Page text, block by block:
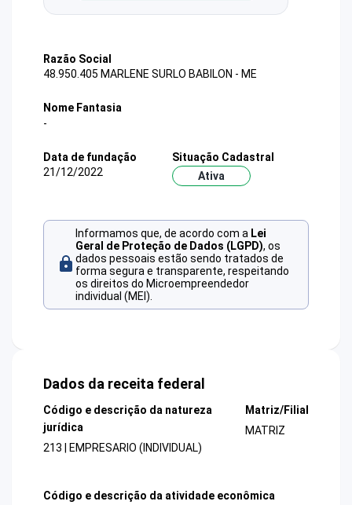
Razão Social
48.950.405 MARLENE SURLO BABILON - ME
Nome Fantasia
-
Data de fundação
21/12/2022
Situação Cadastral
Ativa
Informamos que, de acordo com a Lei
Geral de Proteção de Dados (LGPD), os
dados pessoais estão sendo tratados de
forma segura e transparente, respeitando
os direitos do Microempreendedor
individual (MEI).
Dados da receita federal
Código e descrição da natureza
jurídica
213 | EMPRESARIO (INDIVIDUAL)
Matriz/Filial
MATRIZ
Código e descrição da atividade econômica